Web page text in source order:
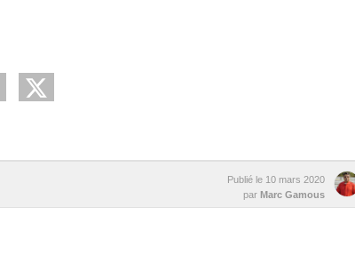
Publié le 10 mars 2020
parMarc Gamous